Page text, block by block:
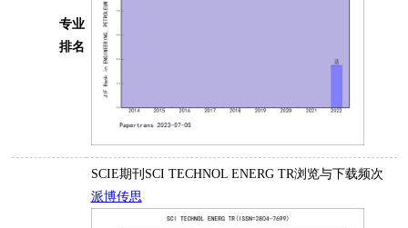
专业
排名
SCIE期刊SCI TECHNOL ENERG TR浏览与下载频次
派博传思